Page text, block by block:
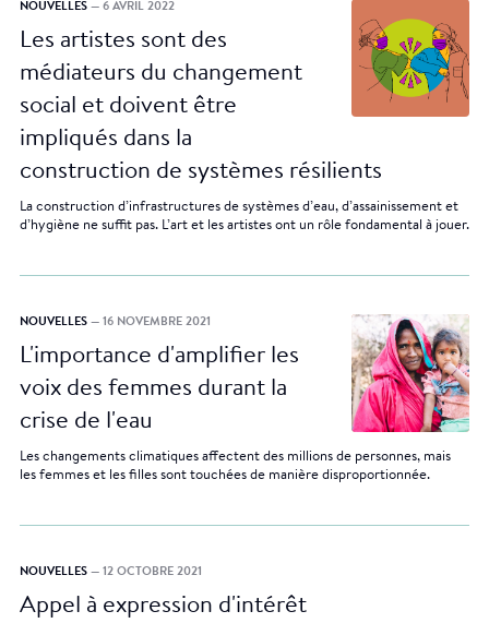
NOUVELLES — 6 AVRIL 2022
Les artistes sont des
médiateurs du changement
social et doivent être
impliqués dans la
construction de systèmes résilients
La construction d’infrastructures de systèmes d’eau, d’assainissement et
d’hygiène ne suffit pas. L’art et les artistes ont un rôle fondamental à jouer.
NOUVELLES — 16 NOVEMBRE 2021
L'importance d'amplifier les
voix des femmes durant la
crise de l'eau
Les changements climatiques affectent des millions de personnes, mais
les femmes et les filles sont touchées de manière disproportionnée.
NOUVELLES — 12 OCTOBRE 2021
Appel à expression d'intérêt